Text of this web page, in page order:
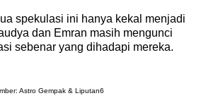
spekulasi ini hanya kekal menjadi
dan Emran masih mengunci
sebenar yang dihadapi mereka.
Astro Gempak & Liputan6